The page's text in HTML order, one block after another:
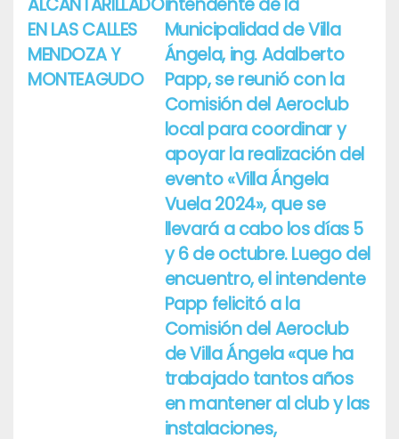
intendente de la
Municipalidad de Villa
Ángela, ing. Adalberto
Papp, se reunió con la
Comisión del Aeroclub
local para coordinar y
apoyar la realización del
evento «Villa Ángela
Vuela 2024», que se
llevará a cabo los días 5
y 6 de octubre. Luego del
encuentro, el intendente
Papp felicitó a la
Comisión del Aeroclub
de Villa Ángela «que ha
trabajado tantos años
en mantener al club y las
instalaciones,
ALCANTARILLADO
EN LAS CALLES
MENDOZA Y
MONTEAGUDO